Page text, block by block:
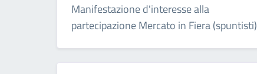
Manifestazione d'interesse alla
partecipazione Mercato in Fiera (spuntisti)